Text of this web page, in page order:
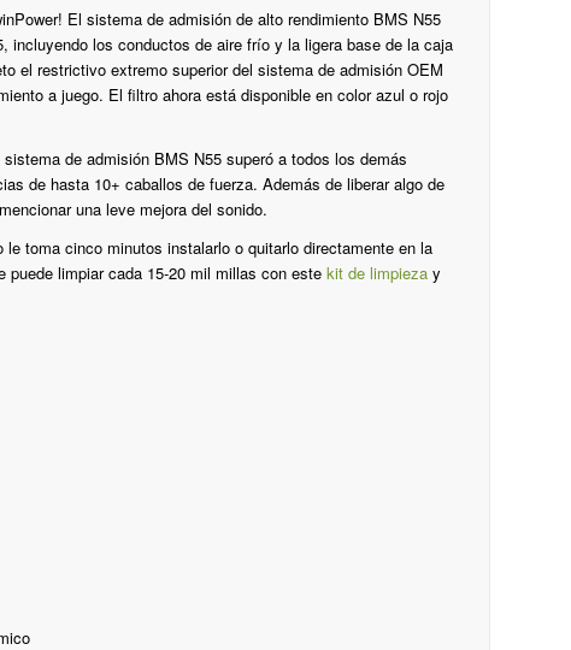
El sistema de admisión de alto rendimiento BMS N55
incluyendo los conductos de aire frío y la ligera base de la caja
el restrictivo extremo superior del sistema de admisión OEM
a juego. El filtro ahora está disponible en color azul o rojo
de admisión BMS N55 superó a todos los demás
de hasta 10+ caballos de fuerza. Además de liberar algo de
una leve mejora del sonido.
toma cinco minutos instalarlo o quitarlo directamente en la
puede limpiar cada 15-20 mil millas con estekit de limpieza y